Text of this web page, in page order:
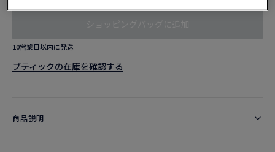
ショッピングバッグに追加
10営業日以内に発送
ブティックの在庫を確認する​
商品説明